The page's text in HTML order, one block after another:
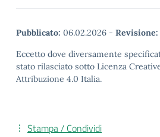
Pubblicato: 06.02.2026 - Revisione:
Eccetto dove diversamente
stato rilasciato sotto Licenza
Attribuzione 4.0 Italia.
Stampa / Condividi